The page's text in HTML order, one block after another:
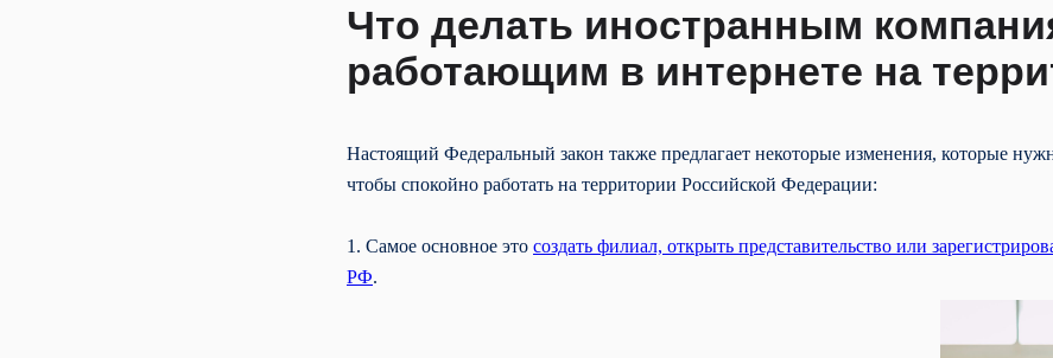
Что делать иностранным
работающим в интернете на
Настоящий Федеральный закон также предлагает некоторые изменения, которые
чтобы спокойно работать на территории Российской Федерации:
1. Самое основное это создать филиал, открыть представительство или
РФ.